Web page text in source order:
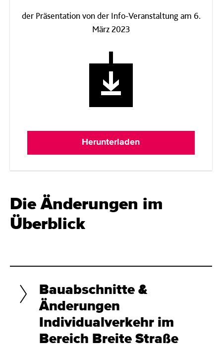
der Präsentation von der Info-Veranstaltung am 6.
März 2023
Herunterladen
Die Änderungen im
Überblick
Bauabschnitte &
Änderungen
Individualverkehr im
Bereich Breite Straße